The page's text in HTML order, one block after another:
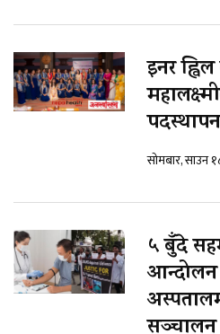
इनर
पदस्थापन
सोमबार, साउन
५ बुँदे
आन्दोलन